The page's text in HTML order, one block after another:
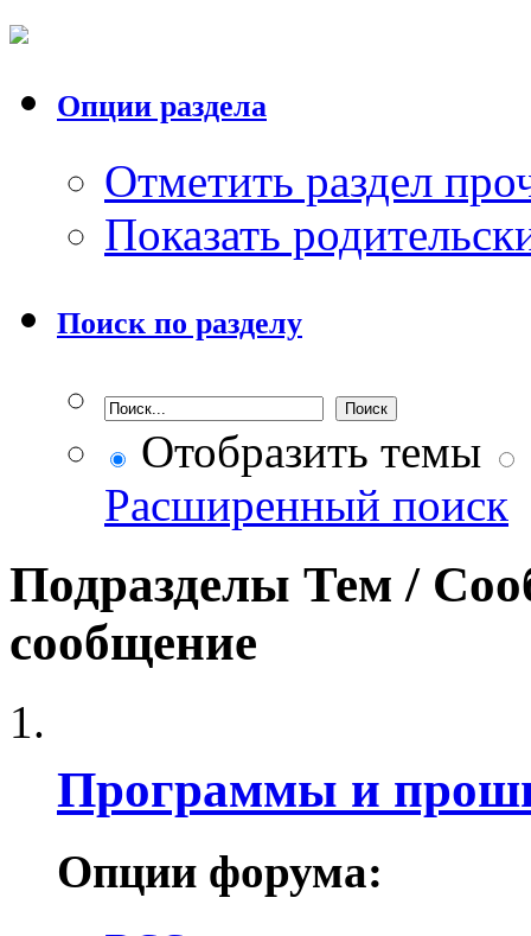
Опции раздела
Отметить раздел
Показать
Поиск по разделу
Отобразить темы
Расширенный поиск
Подразделы Тем /
сообщение
Программы и
Опции форума: